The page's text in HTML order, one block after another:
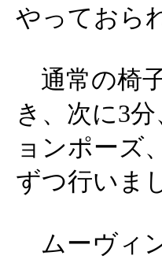
やっておら
通常の椅
き、次に3
ョンポーズ
ずつ行いま
ムーヴィ